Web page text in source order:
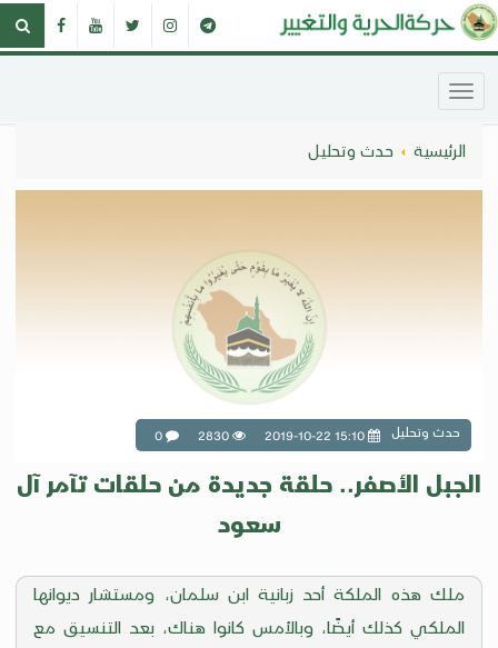
الرئيسية حدث وتحليل
حدث وتحليل 2019-10-22 15:10
2830
0
الجبل الأصفر.. حلقة جديدة من حلقات تآمر آل
سعود
ملك هذه الملكة أحد زبانية ابن سلمان، ومستشار ديوانها
الملكي كذلك أيضًا، وبالأمس كانوا هناك، بعد التنسيق مع